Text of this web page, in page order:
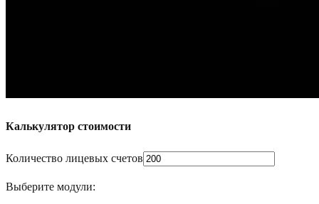
Калькулятор стоимости
Количество лицевых счетов
Выберите модули: